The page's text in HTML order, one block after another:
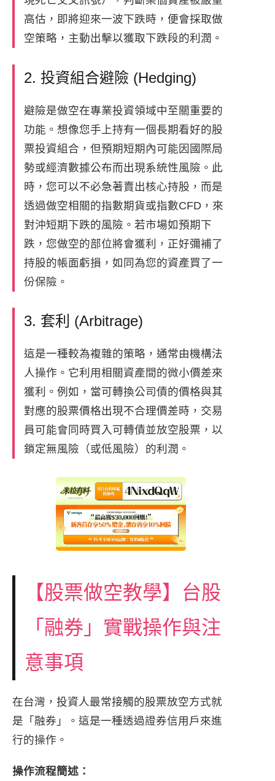
高估，即將迎來一波下跌時，便會採取做
空策略，主動出擊以獲取下跌段的利潤。
2. 投資組合避險 (Hedging)
避險是做空在專業投資領域中至關重要的
功能。想像您手上持有一個長期看好的股
票投資組合，但預期短期內可能因國際局
勢或經濟數據公布而出現系統性風險。此
時，您可以不必急著賣出核心持股，而是
透過做空相關的指數期貨或指數CFD，來
對沖短期下跌的風險。若市場如預期下
跌，您做空的部位將會獲利，正好彌補了
持股的帳面虧損，如同為您的資產買了一
份保險。
3. 套利 (Arbitrage)
這是一種較為複雜的策略，通常由機構法
人操作。它利用相關資產間的微小價差來
獲利。例如，當可轉換公司債的價格與其
對應的股票價格出現不合理價差時，交易
員可能會同時買入可轉債並放空股票，以
鎖定無風險（或低風險）的利潤。
【股票做空教學】台股
「融券」實戰操作與注
意事項
在台灣，投資人最常接觸的股票放空方式就
是「融券」。這是一種透過證券信用戶來進
行的操作。
操作流程簡述：